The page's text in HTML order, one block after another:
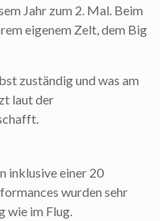
Jahr zum 2. Mal. Beim
eigenem Zelt, dem Big
zuständig und was am
laut der
inklusive einer 20
wurden sehr
wie im Flug.